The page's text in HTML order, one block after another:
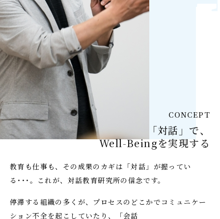
CONCEPT
「対話」で、
Well-Beingを実現する
教育も仕事も、その成果のカギは「対話」が握ってい
る･･･。これが、対話教育研究所の信念です。
停滞する組織の多くが、プロセスのどこかでコミュニケー
ション不全を起こしていたり、「会話